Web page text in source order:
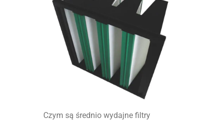
Czym są średnio wydajne filtry